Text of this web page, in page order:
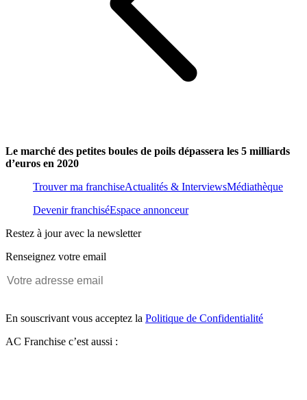
Le marché des petites boules de poils dépassera les 5 milliards
d’euros en 2020
Trouver ma franchiseActualités & InterviewsMédiathèque
Devenir franchiséEspace annonceur
Restez à jour avec la newsletter
Renseignez votre email
En souscrivant vous acceptez la Politique de Confidentialité
AC Franchise c’est aussi :